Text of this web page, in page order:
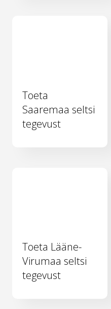
Toeta
Saaremaa seltsi
tegevust
Toeta Lääne-
Virumaa seltsi
tegevust